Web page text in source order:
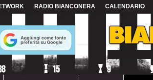
RADIO BIANCONERA CALENDARIO